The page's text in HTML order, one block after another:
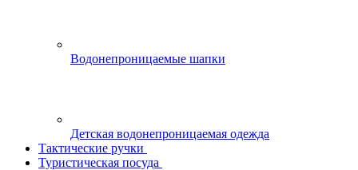
Водонепроницаемые шапки
Детская водонепроницаемая одежда
Тактические ручки
Туристическая посуда